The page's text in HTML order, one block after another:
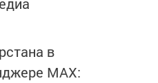
в
MАХ: